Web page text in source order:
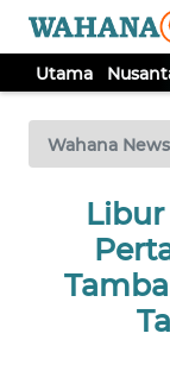
Utama
Wahana
TV
Tutup
UTAMA
NUSANTARA